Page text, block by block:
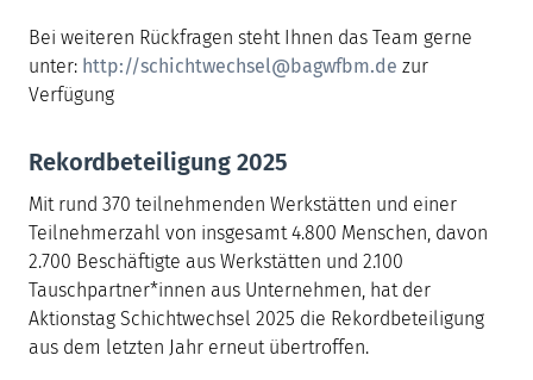
Bei weiteren Rückfragen steht Ihnen das Team gerne
unter: http://schichtwechsel@bagwfbm.de zur
Verfügung
Rekordbeteiligung 2025
Mit rund 370 teilnehmenden Werkstätten und einer
Teilnehmerzahl von insgesamt 4.800 Menschen, davon
2.700 Beschäftigte aus Werkstätten und 2.100
Tauschpartner*innen aus Unternehmen, hat der
Aktionstag Schichtwechsel 2025 die Rekordbeteiligung
aus dem letzten Jahr erneut übertroffen.